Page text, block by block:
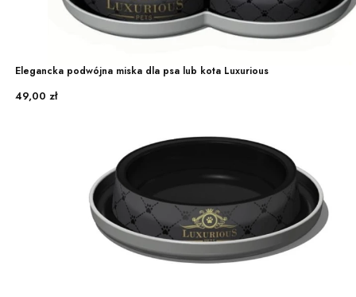
Elegancka podwójna miska dla psa lub kota Luxurious
Cena
49,00 zł